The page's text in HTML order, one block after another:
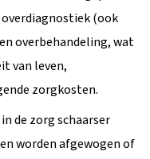
(ook
overbehandeling, wat
van leven,
zorgkosten.
de zorg schaarser
worden afgewogen of